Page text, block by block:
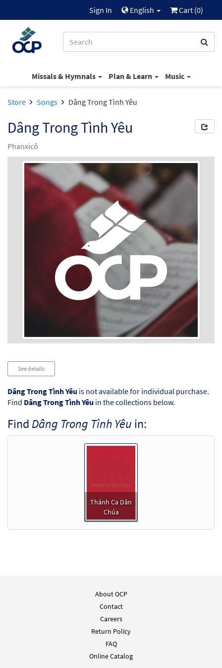
Sign In English Cart (0)
Missals & Hymnals Plan & Learn Music
Store Songs Dâng Trong Tình Yêu
Dâng Trong Tình Yêu
Phanxicô
See details
Dâng Trong Tình Yêu is not available for individual purchase.
Find Dâng Trong Tình Yêu in the collections below.
Find Dâng Trong Tình Yêu in:
Thánh Ca Dân
Chúa
About OCP
Contact
Careers
Return Policy
FAQ
Online Catalog